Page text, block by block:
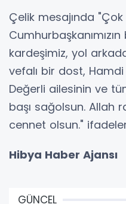
Çelik mesajında
kardeşimiz, yol
vefalı bir dost, Hamdi
Değerli ailesinin ve
başı sağolsun. Allah
cennet olsun."
Hibya Haber Ajansı
GÜNCEL